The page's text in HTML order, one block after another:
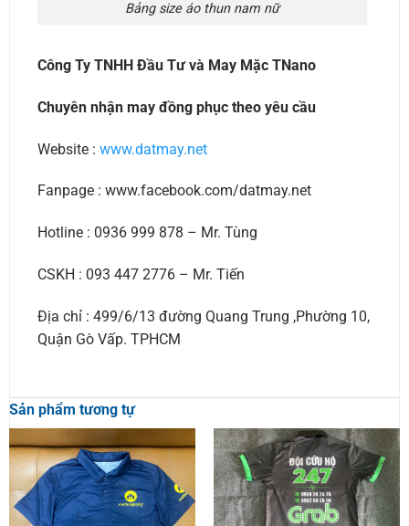
Bảng size áo thun nam nữ
Công Ty TNHH Đầu Tư và May Mặc TNano
Chuyên nhận may đồng phục theo yêu cầu
Website : www.datmay.net
Fanpage : www.facebook.com/datmay.net
Hotline : 0936 999 878 – Mr. Tùng
CSKH : 093 447 2776 – Mr. Tiến
Địa chỉ : 499/6/13 đường Quang Trung ,Phường 10,
Quận Gò Vấp. TPHCM
Sản phẩm tương tự